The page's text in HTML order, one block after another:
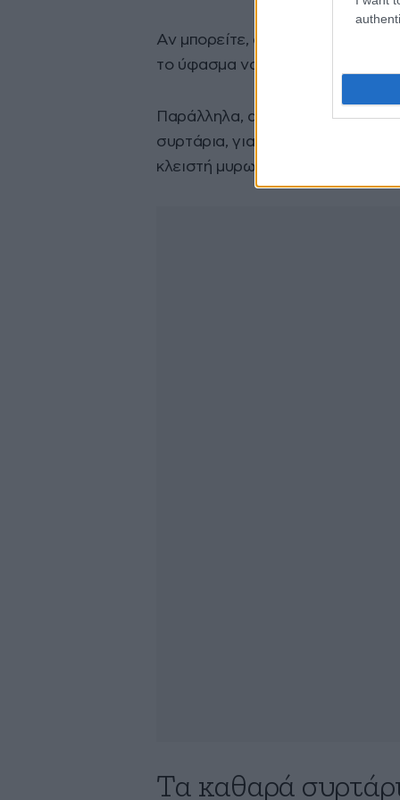
Αν μπορείτε, αφήστε τα να
το ύφασμα να διατηρήσει πιο
Παράλληλα, αποφύγετε την
συρτάρια, γιατί ακόμη και τα
κλειστή μυρωδιά μέσα σε λίγες
Τα καθαρά